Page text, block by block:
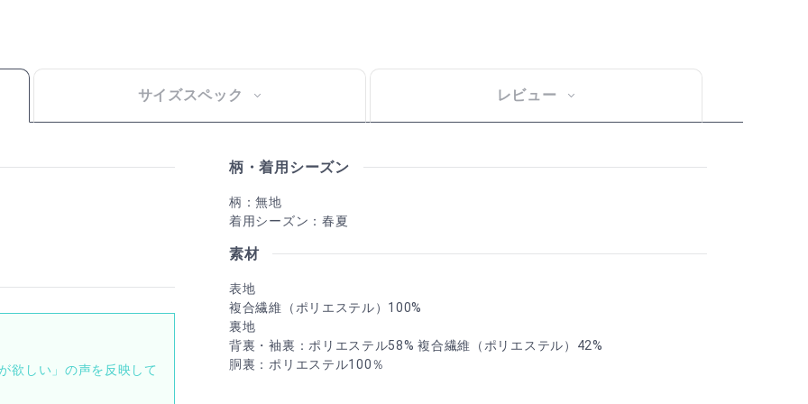
サイズスペック レビュー
欲しい」の声を反映して
柄・着用シーズン
柄：無地
着用シーズン：春夏
素材
表地
複合繊維（ポリエステル）100%
裏地
背裏・袖裏：ポリエステル58% 複合繊維（ポリエステル）42%
胴裏：ポリエステル100％